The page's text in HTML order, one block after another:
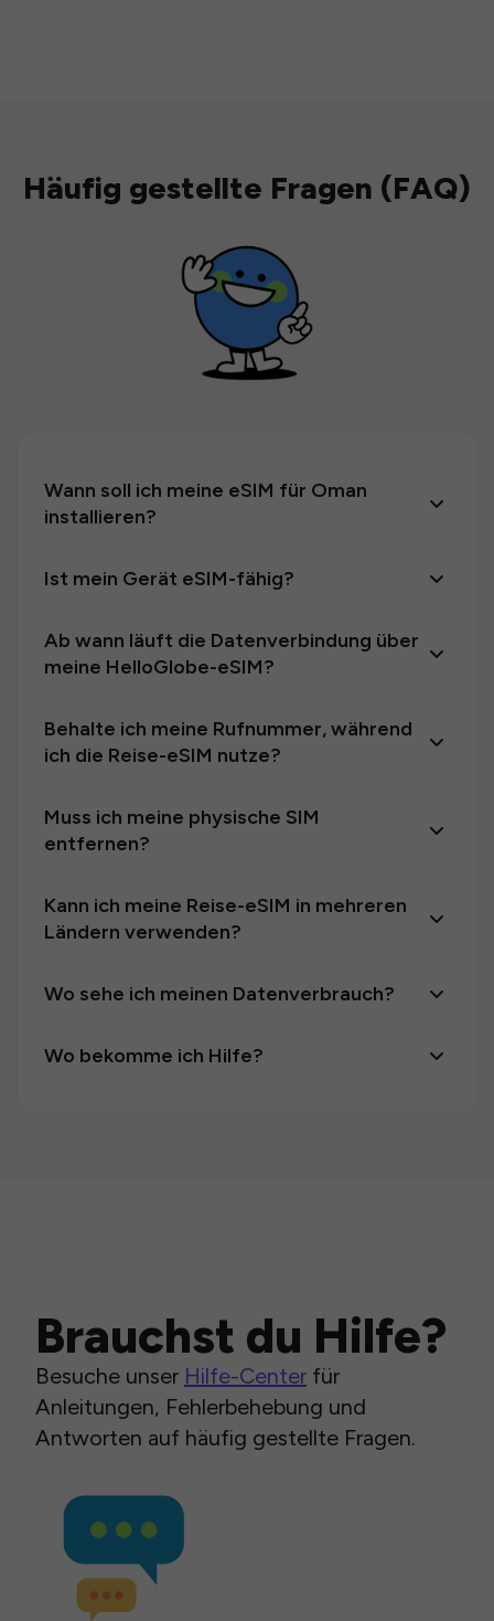
Häufig gestellte Fragen (FAQ)
Wann soll ich meine eSIM für Oman
installieren?
Ist mein Gerät eSIM-fähig?
Ab wann läuft die Datenverbindung über
meine HelloGlobe-eSIM?
Behalte ich meine Rufnummer, während
ich die Reise-eSIM nutze?
Muss ich meine physische SIM
entfernen?
Kann ich meine Reise-eSIM in mehreren
Ländern verwenden?
Wo sehe ich meinen Datenverbrauch?
Wo bekomme ich Hilfe?
Brauchst du Hilfe?
Besuche unser Hilfe-Center für
Anleitungen, Fehlerbehebung und
Antworten auf häufig gestellte Fragen.